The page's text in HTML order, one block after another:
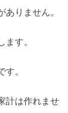
りません。
す。
。
計は作れませ